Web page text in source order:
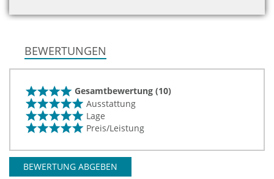
BEWERTUNGEN
Gesamtbewertung (10)
Ausstattung
Lage
Preis/Leistung
BEWERTUNG ABGEBEN